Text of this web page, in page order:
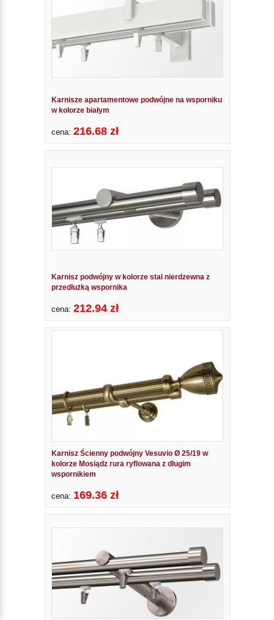
Karnisze apartamentowe podwójne na wsporniku
w kolorze białym
cena: 216.68 zł
Karnisz podwójny w kolorze stal nierdzewna z
przedłużką wspornika
cena: 212.94 zł
Karnisz Ścienny podwójny Vesuvio Ø 25/19 w
kolorze Mosiądz rura ryflowana z długim
wspornikiem
cena: 169.36 zł